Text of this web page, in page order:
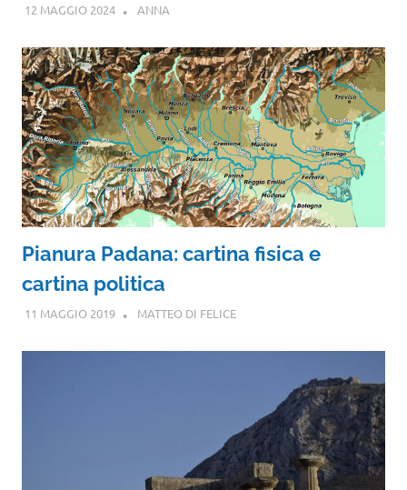
12 MAGGIO 2024 ANNA
Pianura Padana: cartina fisica e
cartina politica
11 MAGGIO 2019 MATTEO DI FELICE